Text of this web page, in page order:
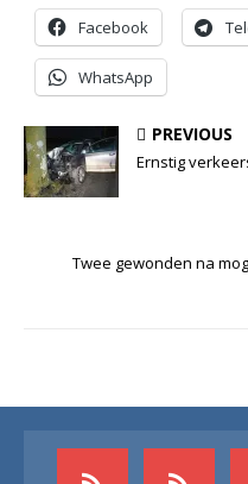
Facebook
WhatsApp
PREVIOUS
Ernstig
Twee gewonden na